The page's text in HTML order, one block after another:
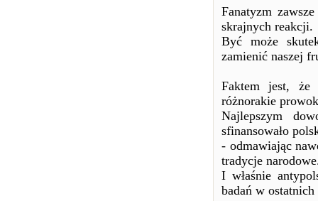
Fanatyzm
skrajnych reakcji.
Być może
zamienić naszej
Faktem jest, że
różnorakie
Najlepszym
sfinansowało
- odmawiając
tradycje
I właśnie
badań w ostatnich